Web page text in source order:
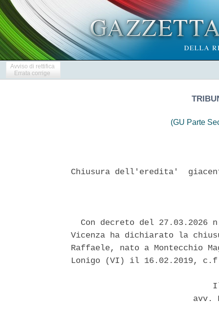
Avviso di rettifica
Errata corrige
(GU Parte
Chiusura dell'eredita'
Con decreto del 27.03.2026
Vicenza ha dichiarato la
Raffaele, nato a Montecchio
Lonigo (VI) il 16.02.2019, c.f.